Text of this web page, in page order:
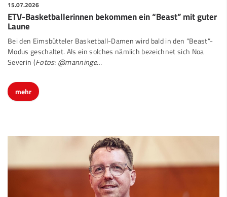
15.07.2026
ETV-Basketballerinnen bekommen ein “Beast” mit guter
Laune
Bei den Eimsbütteler Basketball-Damen wird bald in den “Beast”-
Modus geschaltet. Als ein solches nämlich bezeichnet sich Noa
Severin (Fotos: @manninge…
mehr